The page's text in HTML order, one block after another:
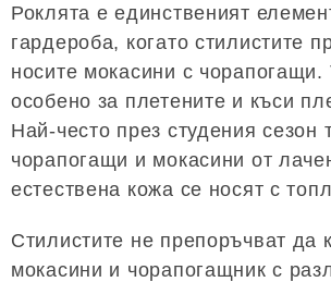
Роклята е единственият
гардероба, когато стилистите
носите мокасини с чорапогащи.
особено за плетените и къси
Най-често през студения сезон
чорапогащи и мокасини от
естествена кожа се носят с
Стилистите не препоръчват да
мокасини и чорапогащник с